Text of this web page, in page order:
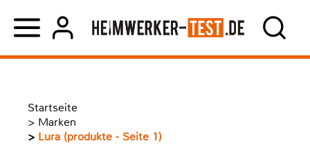
Startseite
> Marken
> Lura (produkte - Seite 1)